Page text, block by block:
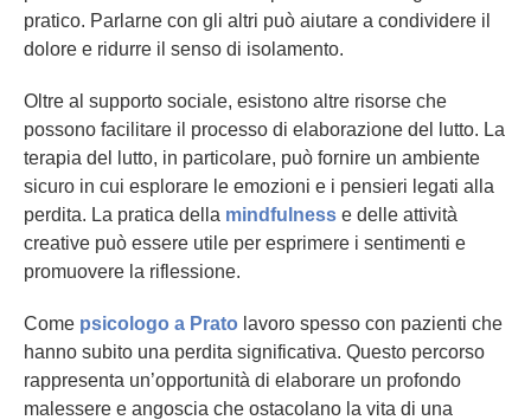
pratico. Parlarne con gli altri può aiutare a condividere il
dolore e ridurre il senso di isolamento.
Oltre al supporto sociale, esistono altre risorse che
possono facilitare il processo di elaborazione del lutto. La
terapia del lutto, in particolare, può fornire un ambiente
sicuro in cui esplorare le emozioni e i pensieri legati alla
perdita. La pratica della mindfulness e delle attività
creative può essere utile per esprimere i sentimenti e
promuovere la riflessione.
Come psicologo a Prato lavoro spesso con pazienti che
hanno subito una perdita significativa. Questo percorso
rappresenta un’opportunità di elaborare un profondo
malessere e angoscia che ostacolano la vita di una